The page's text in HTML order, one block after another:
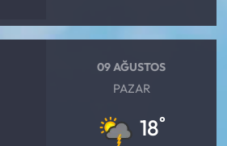
09 AĞUSTOS
PAZAR
18°